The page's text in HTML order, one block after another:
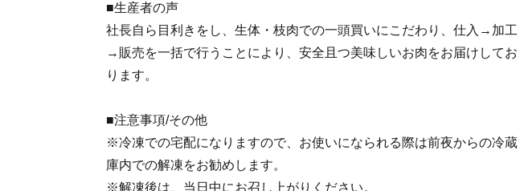
■生産者の声
社長自ら目利きをし、生体・枝肉での一頭買いにこだわり、仕入→加工
→販売を一括で行うことにより、安全且つ美味しいお肉をお届けしてお
ります。
■注意事項/その他
※冷凍での宅配になりますので、お使いになられる際は前夜からの冷蔵
庫内での解凍をお勧めします。
※解凍後は、当日中にお召し上がりください。